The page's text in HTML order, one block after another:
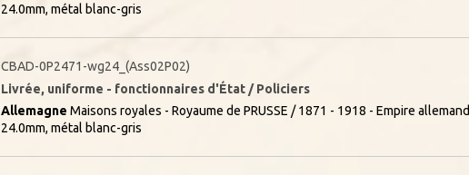
24.0mm, métal blanc-gris
CBAD-0P2471-wg24_(Ass02P02)
Livrée, uniforme - fonctionnaires d'État / Policiers
Allemagne Maisons royales - Royaume de PRUSSE / 1871 - 1918 - Empire allemand
24.0mm, métal blanc-gris